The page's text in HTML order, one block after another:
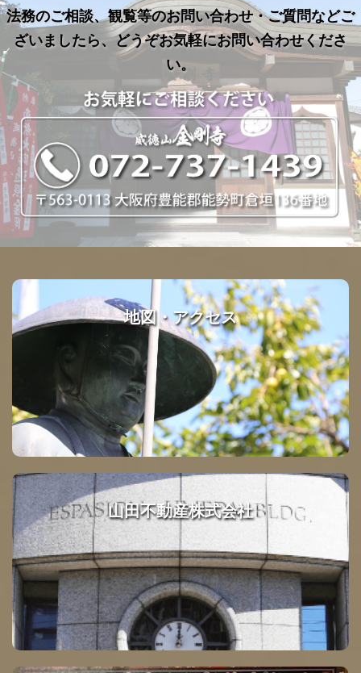
法務のご相談、観覧等のお問い合わせ・ご質問などご
ざいましたら、どうぞお気軽にお問い合わせくださ
い。
地図・アクセス
山田不動産株式会社